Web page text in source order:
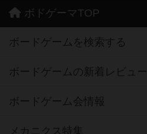
ボドゲーマTOP
ボードゲームを検索する
ボードゲームの新着レビュー
ボードゲーム会情報
メカニクス特集